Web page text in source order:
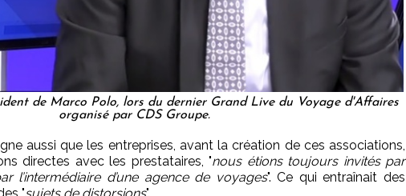
de Marco Polo, lors du dernier Grand Live du Voyage d'Affaires
organisé par CDS Groupe.
aussi que les entreprises, avant la création de ces associations,
directes avec les prestataires, "nous étions toujours invités par
l’intermédiaire d’une agence de voyages". Ce qui entraînait des